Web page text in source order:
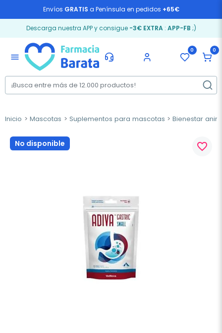
Envíos GRATIS a Península en pedidos +65€
Descarga nuestra APP y consigue -3€ EXTRA: APP-FB ;)
menu
0 0
Inicio Mascotas Suplementos para mascotas Bienestar
No disponible favorite_border